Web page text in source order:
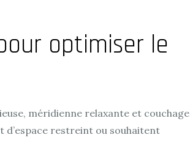
optimiser le
méridienne relaxante et couchage
d’espace restreint ou souhaitent